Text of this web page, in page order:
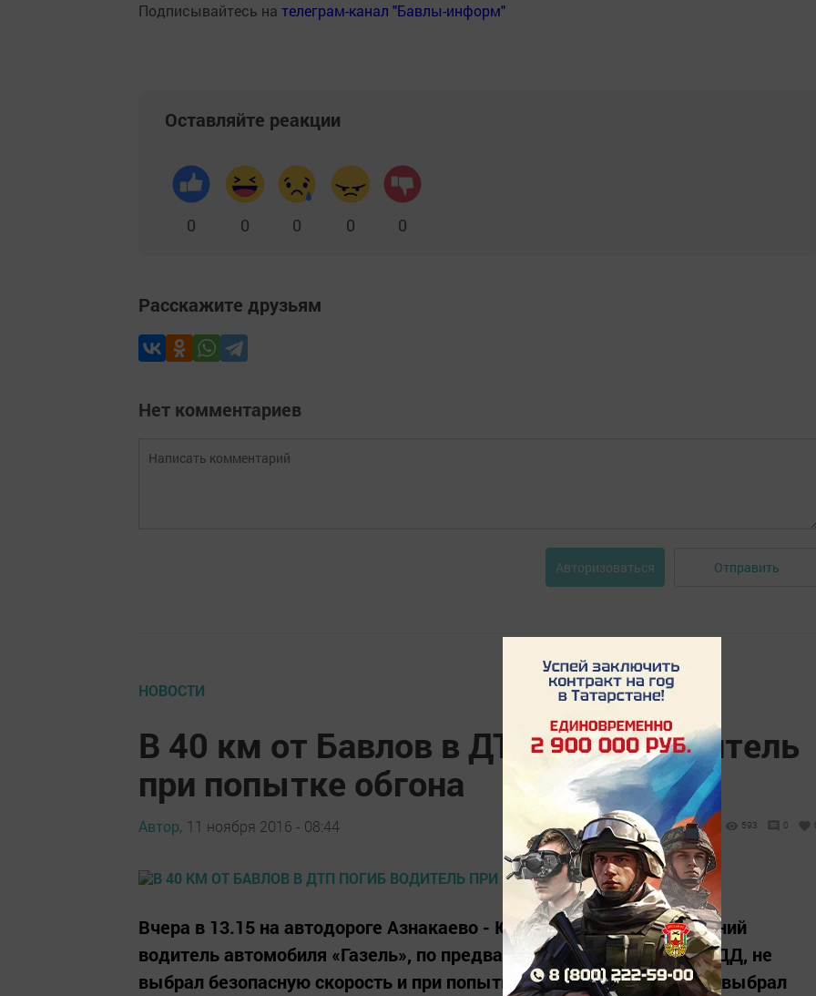
Подписывайтесь на телеграм-канал "Бавлы-информ"
Оставляйте реакции
0 0 0 0 0
Расскажите друзьям
Нет комментариев
Авторизоваться Отправить
НОВОСТИ
В 40 км от Бавлов в ДТП погиб водитель
при попытке обгона
Автор, 11 ноября 2016 - 08:44 593 0
Вчера в 13.15 на автодороге Азнакаево - Ютаза - М5 «Урал» 30-летний
водитель автомобиля «Газель», по предварительным данным ГИБДД, не
выбрал безопасную скорость и при попытке совершения обгона не выбрал